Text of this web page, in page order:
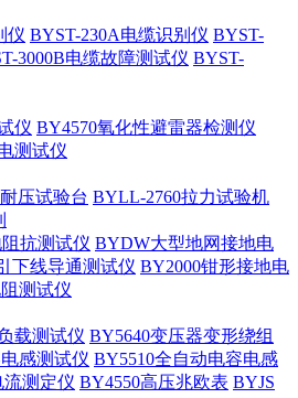
仪 BYST-230A电缆识别仪 BYST-
3000B电缆故障测试仪 BYST-
仪 BY4570氧化性避雷器检测仪
测试仪
压试验台 BYLL-2760拉力试验机
抗测试仪 BYDW大型地网接地电
下线导通测试仪 BY2000钳形接地电
测试仪
载测试仪 BY5640变压器变形绕组
感测试仪 BY5510全自动电容电感
流测定仪 BY4550高压兆欧表 BYJS